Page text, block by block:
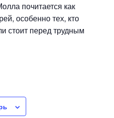
почитается как
особенно тех, кто
стоит перед трудным